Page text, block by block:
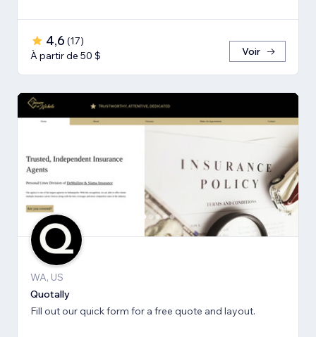
4,6 (17)
À partir de 50 $
Voir
WA, US
Quotally
Fill out our quick form for a free quote and layout.